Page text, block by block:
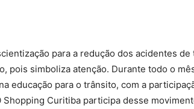
para a redução dos acidentes
, pois simboliza atenção. Durante todo o
educação para o trânsito, com a
Shopping Curitiba participa desse